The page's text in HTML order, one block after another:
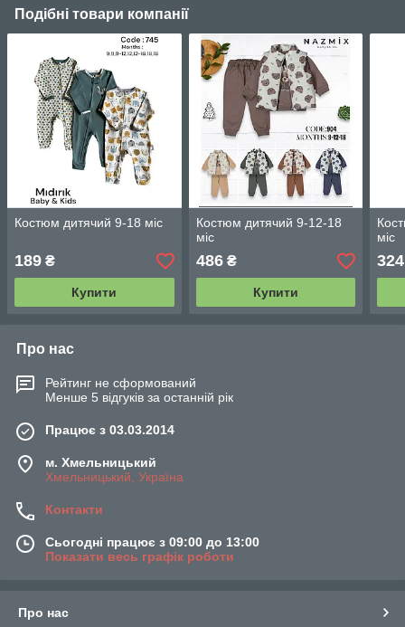
Подібні товари компанії
Костюм дитячий 9-18 міс
189 ₴
Купити
Костюм дитячий 9-12-18
міс
486₴
Купити
міс
324
Про нас
Рейтинг не сформований
Менше 5 відгуків за останній рік
Працює з 03.03.2014
м. Хмельницький
Хмельницький, Україна
Контакти
Сьогодні працює з 09:00 до 13:00
Показати весь графік роботи
Про нас